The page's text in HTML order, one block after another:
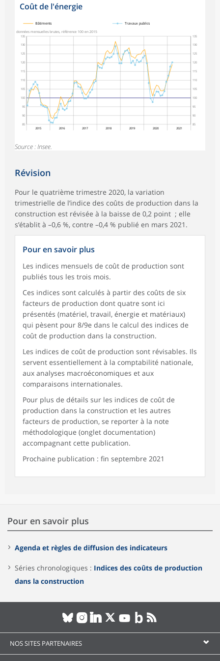
Coût de l'énergie
100
105
110
115
120
125
130
135
95
90
85
85
90
95
100
105
110
115
120
125
130
135
données mensuelles brutes, référence 100 en 2015
2015 2016 2017 2018 2019 2020 2021
Bâtiments Travaux publics
Source : Insee.
Révision
Pour le quatrième trimestre 2020, la variation
trimestrielle de l’indice des coûts de production dans la
construction est révisée à la baisse de 0,2 point ; elle
s’établit à –0,6 %, contre –0,4 % publié en mars 2021.
Pour en savoir plus
Les indices mensuels de coût de production sont
publiés tous les trois mois.
Ces indices sont calculés à partir des coûts de six
facteurs de production dont quatre sont ici
présentés (matériel, travail, énergie et matériaux)
qui pèsent pour 8/9e dans le calcul des indices de
coût de production dans la construction.
Les indices de coût de production sont révisables. Ils
servent essentiellement à la comptabilité nationale,
aux analyses macroéconomiques et aux
comparaisons internationales.
Pour plus de détails sur les indices de coût de
production dans la construction et les autres
facteurs de production, se reporter à la note
méthodologique (onglet documentation)
accompagnant cette publication.
Prochaine publication : fin septembre 2021
Pour en savoir plus
Agenda et règles de diffusion des indicateurs
Séries chronologiques : Indices des coûts de production
dans la construction
NOS SITES PARTENAIRES